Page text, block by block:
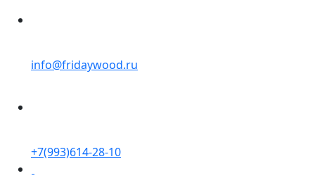
info@fridaywood.ru
+7(993)614-28-10